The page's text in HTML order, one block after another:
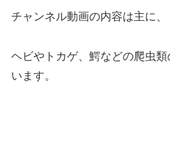
チャンネル動画の内容は主に、
ヘビやトカゲ、鰐などの爬虫
います。